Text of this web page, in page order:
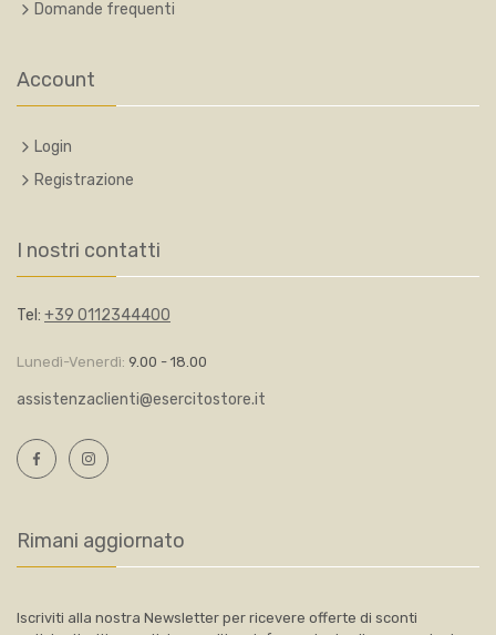
Domande frequenti
Account
Login
Registrazione
I nostri contatti
Tel: +39 0112344400
Lunedì-Venerdì: 9.00 - 18.00
assistenzaclienti@esercitostore.it
Rimani aggiornato
Iscriviti alla nostra Newsletter per ricevere offerte di sconti